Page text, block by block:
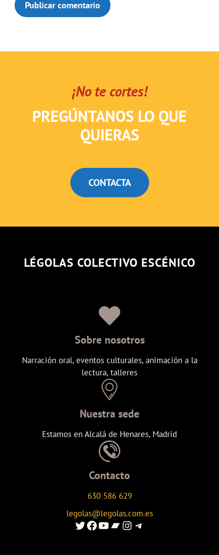
¡No te cortes!
PREGÚNTANOS LO QUE
QUIERAS
CONTACTA
LÉGOLAS COLECTIVO ESCÉNICO
Sobre nosotros
Narración oral, eventos culturales, animación a la
lectura, talleres
Nuestra sede
Estamos en Alcalá de Henares, Madrid
Contacto
630 586 629
legolas@legolas.com.es
Enlace al Twitter de Legolas
Enlace a Facebook de Legolas
Enlace al canal de youtube de Legolas
Enlace al canal de Ivoox de Legolas
Enlace al instagram de Legolas
Enlace al canal de telegram de Legolas